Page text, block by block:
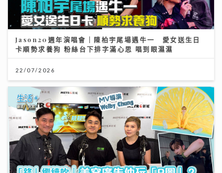
Jason20週年演唱會｜陳柏宇尾場遇牛一 愛女送生日
卡順勢求養狗 粉絲台下排字滿心思 唱到眼濕濕
22/07/2026